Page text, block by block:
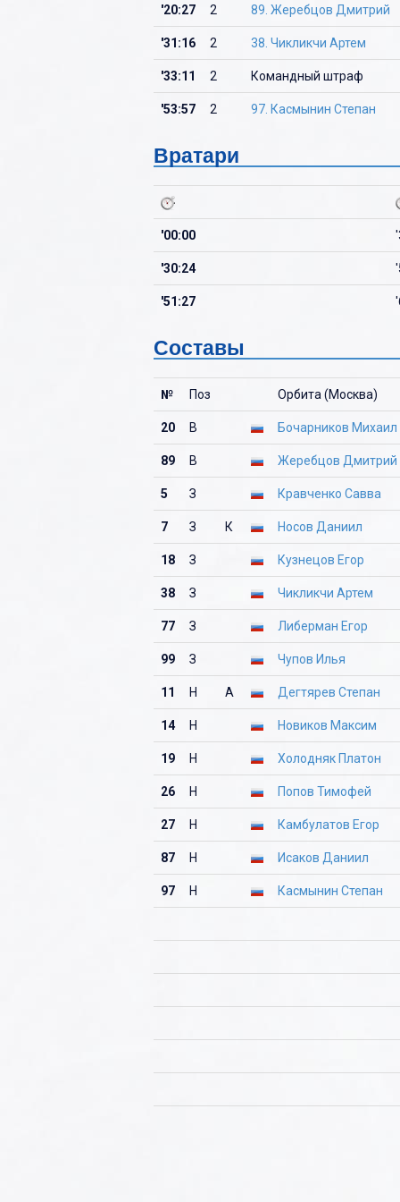
'20:27 2 89. Жеребцов Дмитрий
'31:16 2 38. Чикликчи Артем
'33:11 2 Командный штраф
'53:57 2 97. Касмынин Степан
Вратари
'00:00
'30:24
'51:27
Составы
№ Поз Орбита (Москва)
20 В Бочарников Михаил
89 В Жеребцов Дмитрий
5 З Кравченко Савва
7 З К Носов Даниил
18 З Кузнецов Егор
38 З Чикликчи Артем
77 З Либерман Егор
99 З Чупов Илья
11 Н А Дегтярев Степан
14 Н Новиков Максим
19 Н Холодняк Платон
26 Н Попов Тимофей
27 Н Камбулатов Егор
87 Н Исаков Даниил
97 Н Касмынин Степан